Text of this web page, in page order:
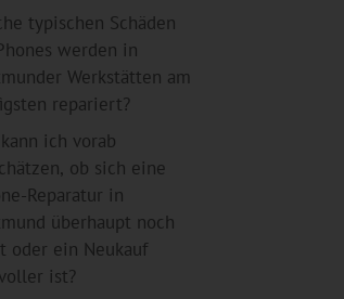
typischen Schäden
werden in
Werkstätten am
repariert?
ich vorab
ob sich eine
Reparatur in
überhaupt noch
oder ein Neukauf
ist?